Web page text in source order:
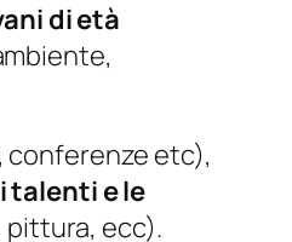
di età
conferenze etc),
talenti e le
pittura, ecc).